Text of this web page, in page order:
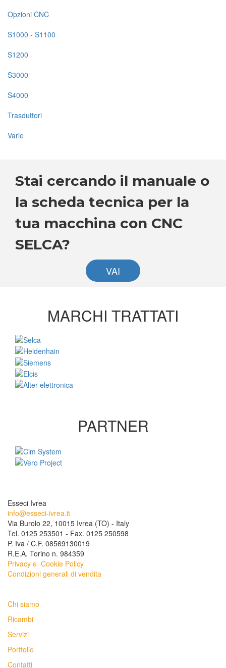
Opzioni CNC
S1000 - S1100
S1200
S3000
S4000
Trasduttori
Varie
Stai cercando il manuale o
la scheda tecnica per la
tua macchina con CNC
SELCA?
VAI
MARCHI TRATTATI
PARTNER
Esseci Ivrea
info@esseci-ivrea.it
Via Burolo 22, 10015 Ivrea (TO) - Italy
Tel. 0125 253501 - Fax. 0125 250598
P. Iva / C.F. 08569130019
R.E.A. Torino n. 984359
Privacy e Cookie Policy
Condizioni generali di vendita
Chi siamo
Ricambi
Servizi
Portfolio
Contatti